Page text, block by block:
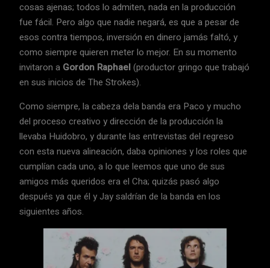
cosas ajenas; todos lo admiten, nada en la producción
fue fácil. Pero algo que nadie negará, es que a pesar de
esos contra tiempos, inversión en dinero jamás faltó, y
como siempre quieren meter lo mejor. En su momento
invitaron a Gordon Raphael(productor gringo que trabajó
en sus inicios de The Strokes).
Como siempre, la cabeza dela banda era Paco y mucho
del proceso creativo y dirección de la producción la
llevaba Huidobro, y durante las entrevistas del regreso
con esta nueva alineación, daba opiniones y los roles que
cumplían cada uno, a lo que leemos que uno de sus
amigos más queridos era el Cha; quizás pasó algo
después ya que él y Jay saldrían de la banda en los
siguientes años.